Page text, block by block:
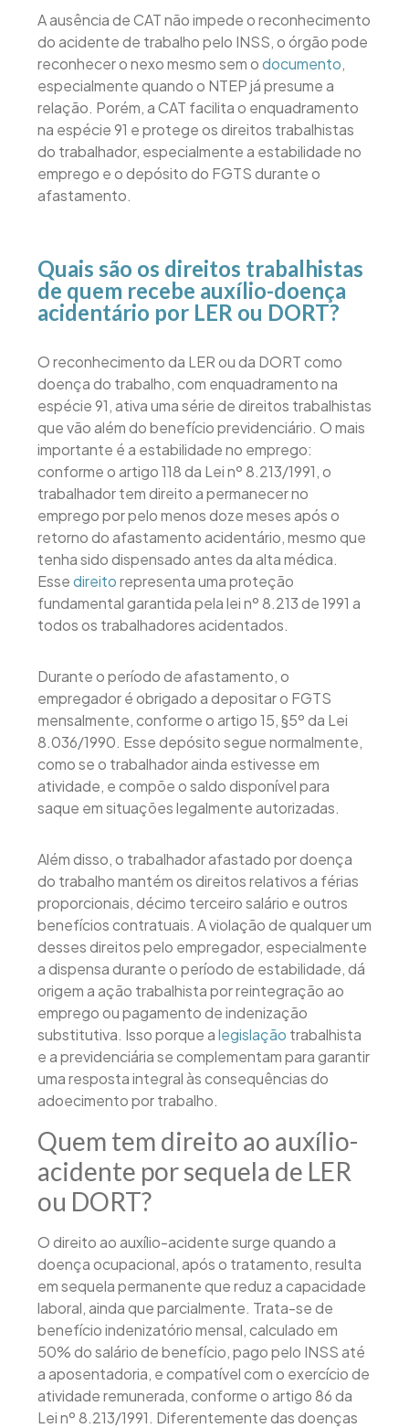
A ausência de CAT não impede o reconhecimento
do acidente de trabalho pelo INSS, o órgão pode
reconhecer o nexo mesmo sem odocumento,
especialmente quando o NTEP já presume a
relação. Porém, a CAT facilita o enquadramento
na espécie 91 e protege os direitos trabalhistas
do trabalhador, especialmente a estabilidade no
emprego e o depósito do FGTS durante o
afastamento.
Quais são os direitos trabalhistas
de quem recebe auxílio-doença
acidentário por LER ou DORT?
O reconhecimento da LER ou da DORT como
doença do trabalho, com enquadramento na
espécie 91, ativa uma série de direitos trabalhistas
que vão além do benefício previdenciário. O mais
importante é a estabilidade no emprego:
conforme o artigo 118 da Lei nº 8.213/1991, o
trabalhador tem direito a permanecer no
emprego por pelo menos doze meses após o
retorno do afastamento acidentário, mesmo que
tenha sido dispensado antes da alta médica.
Essedireitorepresenta uma proteção
fundamental garantida pela lei nº 8.213 de 1991 a
todos os trabalhadores acidentados.
Durante o período de afastamento, o
empregador é obrigado a depositar o FGTS
mensalmente, conforme o artigo 15, §5º da Lei
8.036/1990. Esse depósito segue normalmente,
como se o trabalhador ainda estivesse em
atividade, e compõe o saldo disponível para
saque em situações legalmente autorizadas.
Além disso, o trabalhador afastado por doença
do trabalho mantém os direitos relativos a férias
proporcionais, décimo terceiro salário e outros
benefícios contratuais. A violação de qualquer um
desses direitos pelo empregador, especialmente
a dispensa durante o período de estabilidade, dá
origem a ação trabalhista por reintegração ao
emprego ou pagamento de indenização
substitutiva. Isso porque alegislação trabalhista
e a previdenciária se complementam para garantir
uma resposta integral às consequências do
adoecimento por trabalho.
Quem tem direito ao auxílio-
acidente por sequela de LER
ou DORT?
O direito ao auxílio-acidente surge quando a
doença ocupacional, após o tratamento, resulta
em sequela permanente que reduz a capacidade
laboral, ainda que parcialmente. Trata-se de
benefício indenizatório mensal, calculado em
50% do salário de benefício, pago pelo INSS até
a aposentadoria, e compatível com o exercício de
atividade remunerada, conforme o artigo 86 da
Lei nº 8.213/1991. Diferentemente das doenças